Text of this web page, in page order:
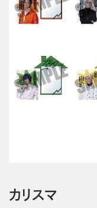
カリスマ